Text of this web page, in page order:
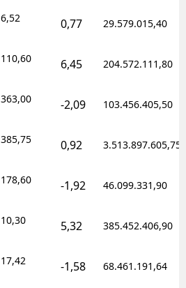
6,52 0,77 29.579.015,40
110,60 6,45 204.572.111,80
363,00 -2,09 103.456.405,50
385,75 0,92 3.513.897.605,75
178,60 -1,92 46.099.331,90
10,30 5,32 385.452.406,90
17,42 -1,58 68.461.191,64